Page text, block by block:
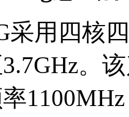
采用四核
。